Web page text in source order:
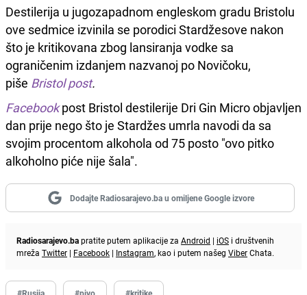
Destilerija u jugozapadnom engleskom gradu Bristolu
ove sedmice izvinila se porodici Stardžesove nakon
što je kritikovana zbog lansiranja vodke sa
ograničenim izdanjem nazvanoj po Novičoku,
piše Bristol post.
Facebookpost Bristol destilerije Dri Gin Micro objavljen
dan prije nego što je Stardžes umrla navodi da sa
svojim procentom alkohola od 75 posto "ovo pitko
alkoholno piće nije šala".
Dodajte Radiosarajevo.ba u omiljene Google izvore
Radiosarajevo.bapratite putem aplikacije za Android | iOS i društvenih
mreža Twitter | Facebook | Instagram, kao i putem našeg ViberChata.
#Rusija #pivo #kritike